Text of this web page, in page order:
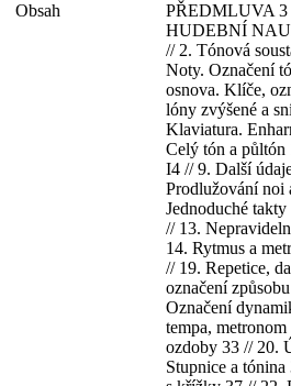
Obsah
PŘEDMLUVA
HUDEBNÍ
// 2. Tónová
Noty. Označení
osnova. Klíče,
lóny zvýšené a
Klaviatura.
Celý tón a
I4 // 9. Další
Prodlužování noi
Jednoduché
// 13.
14. Rytmus a
// 19. Repetice,
označení
Označení
tempa,
ozdoby 33 // 20.
Stupnice a